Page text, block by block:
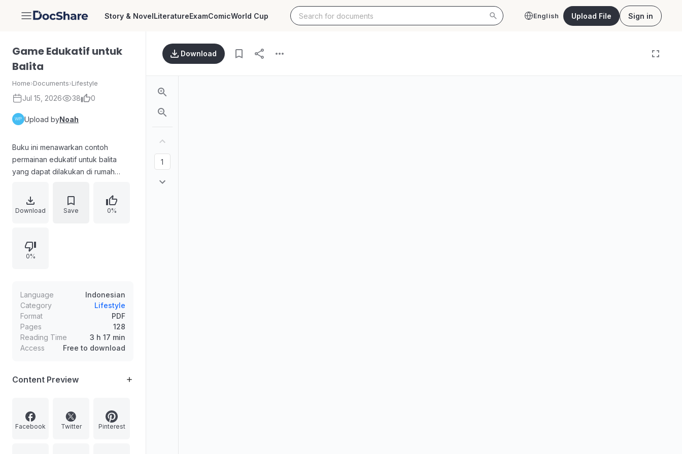
DocShare Story & NovelLiteratureExamComicWorld Cup English Upload File Sign in
Game Edukatif untuk
Balita
Home›Documents›Lifestyle
Jul 15, 2026 38 0
Upload byNoah
Buku ini menawarkan contoh
permainan edukatif untuk balita
yang dapat dilakukan di rumah
mahal atau rumit. Materi permainan
dikelompokkan untuk melatih
interpersonal melalui aktivitas
seperti puzzle dari bahan rumah
serta permainan kerja sama.
Download Save 0%
0%
Language
Indonesian
Category
Lifestyle
Format
PDF
Pages
128
Reading Time
3 h 17 min
Access
Free to download
Content Preview
Facebook Twitter Pinterest
Download